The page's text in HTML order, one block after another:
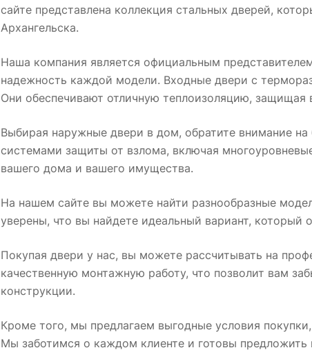
сайте представлена коллекция стальных дверей,
Архангельска.
Наша компания является официальным
надежность каждой модели. Входные двери с
Они обеспечивают отличную теплоизоляцию,
Выбирая наружные двери в дом, обратите внимание
системами защиты от взлома, включая
вашего дома и вашего имущества.
На нашем сайте вы можете найти разнообразные
уверены, что вы найдете идеальный вариант, который
Покупая двери у нас, вы можете рассчитывать на
качественную монтажную работу, что позволит вам
конструкции.
Кроме того, мы предлагаем выгодные условия
Мы заботимся о каждом клиенте и готовы предложить